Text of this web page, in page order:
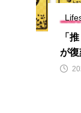
「
が復